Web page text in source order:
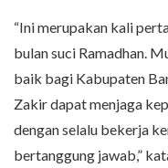
“Ini merupakan kali
bulan suci Ramadhan.
baik bagi Kabupaten
Zakir dapat menjaga
dengan selalu bekerja
bertanggung jawab,”